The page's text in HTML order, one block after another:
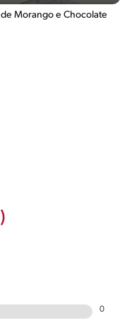
de Morango e Chocolate
0